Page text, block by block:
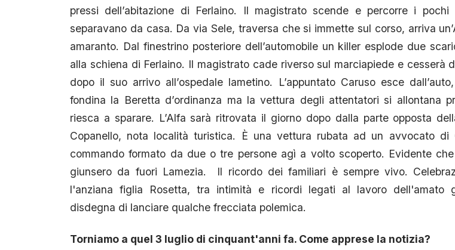
pressi dell’abitazione di Ferlaino. Il magistrato scende e percorre i
separavano da casa. Da via Sele, traversa che si immette sul corso, arriva
amaranto. Dal finestrino posteriore dell’automobile un killer esplode due
alla schiena di Ferlaino. Il magistrato cade riverso sul marciapiede e cesserà
dopo il suo arrivo all’ospedale lametino. L’appuntato Caruso esce
fondina la Beretta d’ordinanza ma la vettura degli attentatori si allontana
riesca a sparare. L’Alfa sarà ritrovata il giorno dopo dalla parte opposta
Copanello, nota località turistica. È una vettura rubata ad un avvocato di
commando formato da due o tre persone agì a volto scoperto. Evidente
giunsero da fuori Lamezia. Il ricordo dei familiari è sempre vivo.
l'anziana figlia Rosetta, tra intimità e ricordi legati al lavoro dell'amato
disdegna di lanciare qualche frecciata polemica.
Torniamo a quel 3 luglio di cinquant'anni fa. Come apprese la notizia?